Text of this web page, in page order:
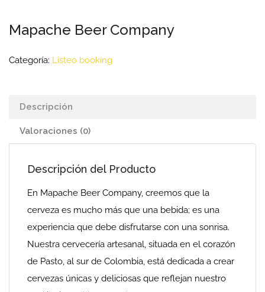
Mapache Beer Company
Categoría: Listeo booking
Descripción
Valoraciones (0)
Descripción del Producto
En Mapache Beer Company, creemos que la
cerveza es mucho más que una bebida; es una
experiencia que debe disfrutarse con una sonrisa.
Nuestra cervecería artesanal, situada en el corazón
de Pasto, al sur de Colombia, está dedicada a crear
cervezas únicas y deliciosas que reflejan nuestro